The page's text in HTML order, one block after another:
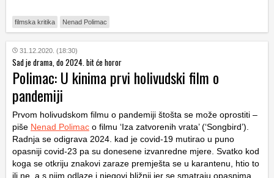
filmska kritika Nenad Polimac
31.12.2020. (18:30)
Sad je drama, do 2024. bit će horor
Polimac: U kinima prvi holivudski film o
pandemiji
Prvom holivudskom filmu o pandemiji štošta se može oprostiti –
piše Nenad Polimac o filmu ‘Iza zatvorenih vrata’ (‘Songbird’).
Radnja se odigrava 2024. kad je covid-19 mutirao u puno
opasniji covid-23 pa su donesene izvanredne mjere. Svatko kod
koga se otkriju znakovi zaraze premješta se u karantenu, htio to
ili ne, a s njim odlaze i njegovi bližnji jer se smatraju opasnima